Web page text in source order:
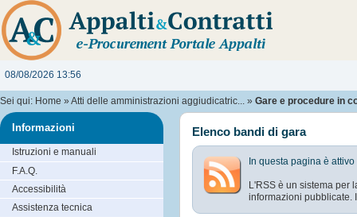
08/08/2026 13:56
Sei qui: Home » Atti delle amministrazioni aggiudicatric... » Gare e procedure in
Elenco bandi di gara
In questa pagina è
L'RSS è un sistema per
informazioni pubblicate.
Informazioni
Istruzioni e manuali
F.A.Q.
Accessibilità
Assistenza tecnica